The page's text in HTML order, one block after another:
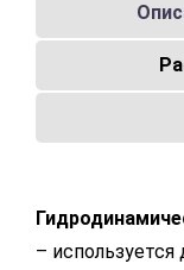
– используется